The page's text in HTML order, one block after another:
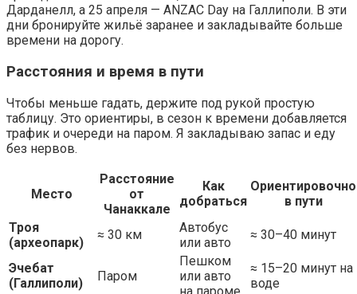
Дарданелл, а 25 апреля — ANZAC Day на Галлиполи. В эти
дни бронируйте жильё заранее и закладывайте больше
времени на дорогу.
Расстояния и время в пути
Чтобы меньше гадать, держите под рукой простую
таблицу. Это ориентиры, в сезон к времени добавляется
трафик и очереди на паром. Я закладываю запас и еду
без нервов.
Место
Расстояние
от
Чанаккале
Как
добраться
Ориентировочно
в пути
Троя
(археопарк)
≈ 30 км
Автобус
или авто
≈ 30–40 минут
Эчебат
(Галлиполи)
Паром
Пешком
или авто
на пароме
≈ 15–20 минут на
воде